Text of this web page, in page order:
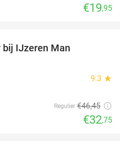
€19,95
bij IJzeren Man
9.3 star
Regulier €46,45
€32,75